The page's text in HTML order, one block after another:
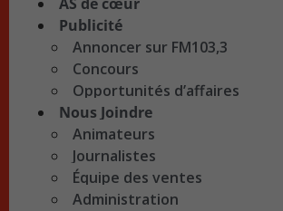
Publicité
Annoncer sur FM103,3
Concours
Opportunités d’affaires
Nous Joindre
Animateurs
Journalistes
Équipe des ventes
Administration